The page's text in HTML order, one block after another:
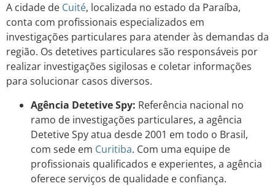
A cidade de Cuité, localizada no estado da Paraíba,
conta com profissionais especializados em
investigações particulares para atender às demandas da
região. Os detetives particulares são responsáveis por
realizar investigações sigilosas e coletar informações
para solucionar casos diversos.
Agência Detetive Spy: Referência nacional no
ramo de investigações particulares, a agência
Detetive Spy atua desde 2001 em todo o Brasil,
com sede em Curitiba. Com uma equipe de
profissionais qualificados e experientes, a agência
oferece serviços de qualidade e confiança.